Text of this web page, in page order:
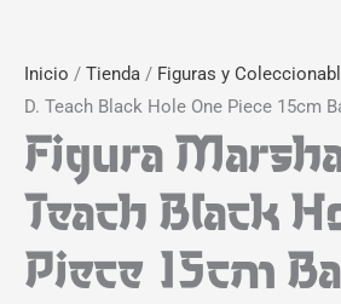
Inicio / Tienda / Figuras y
D. Teach Black Hole One Piece 15cm
Figura
Teach Black
Piece 15cm